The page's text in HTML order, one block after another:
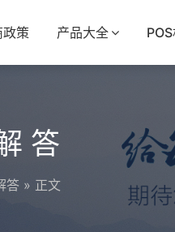
策 产品大全
答
答 » 正文